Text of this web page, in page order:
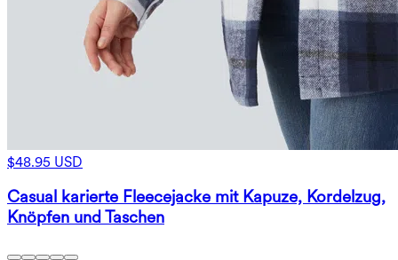
$48.95 USD
Casual karierte Fleecejacke mit Kapuze, Kordelzug,
Knöpfen und Taschen